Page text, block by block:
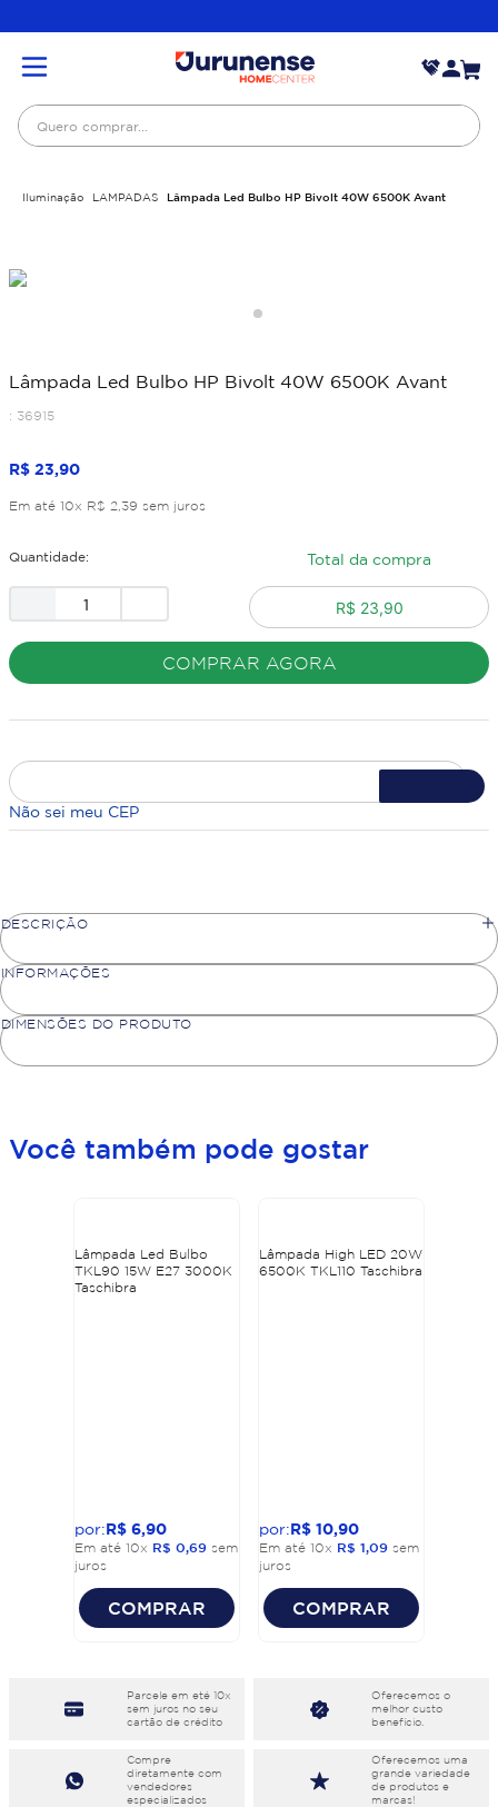
Quero comprar...
Iluminação LAMPADAS Lâmpada Led Bulbo HP Bivolt 40W 6500K Avant
Lâmpada Led Bulbo HP Bivolt 40W 6500K Avant
: 36915
R$ 23,90
Em até 10x R$ 2 39 sem juros
Quantidade: Total da compra
R$ 23,90
COMPRAR AGORA
Não sei meu CEP
DESCRIÇÃO
INFORMAÇÕES
DIMENSÕES DO PRODUTO
Você também pode gostar
Lâmpada Led Bulbo
TKL90 15W E27 3000K
Taschibra
R$ 6,90
Em até 10x R$ 0,69 sem
juros
COMPRAR
Lâmpada High LED 20W
6500K TKL110 Taschibra
R$ 10,90
Em até 10x R$ 1,09 sem
juros
COMPRAR
Parcele em eté 10x
sem juros no seu
cartão de crédito
Oferecemos o
melhor custo
benefício.
Compre
diretamente com
vendedores
especializados
Oferecemos uma
grande variedade
de produtos e
marcas!